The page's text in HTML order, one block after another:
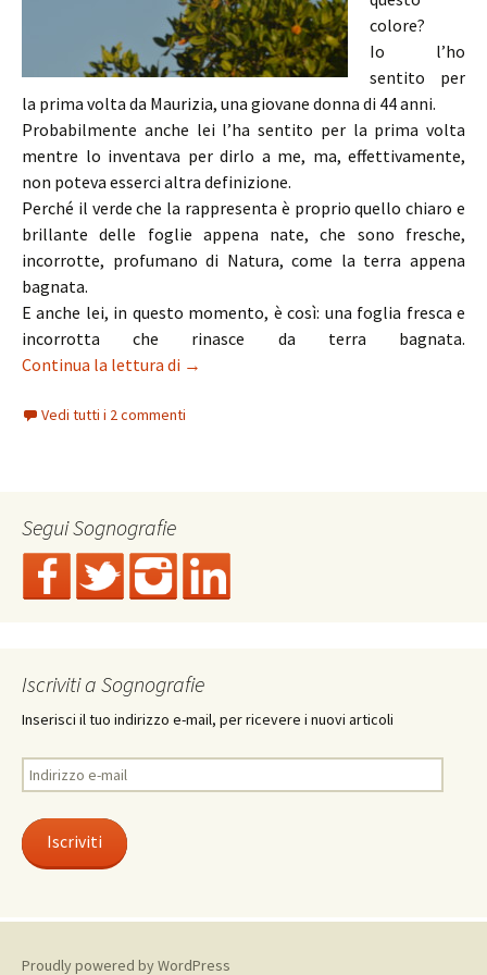
colore?
Io l’ho
sentito per
la prima volta da Maurizia, una giovane donna di 44 anni.
Probabilmente anche lei l’ha sentito per la prima volta
mentre lo inventava per dirlo a me, ma, effettivamente,
non poteva esserci altra definizione.
Perché il verde che la rappresenta è proprio quello chiaro e
brillante delle foglie appena nate, che sono fresche,
incorrotte, profumano di Natura, come la terra appena
bagnata.
E anche lei, in questo momento, è così: una foglia fresca e
incorrotta che rinasce da terra bagnata.
Continua la lettura di Maurizia alla scoperta di sé
→
Vedi tutti i 2 commenti
Segui Sognografie
Iscriviti a Sognografie
Inserisci il tuo indirizzo e-mail, per ricevere i nuovi articoli
Indirizzo
e-
Iscriviti
Proudly powered by WordPress